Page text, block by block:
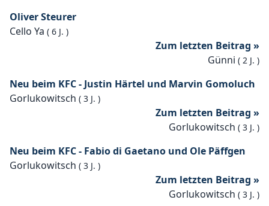
Oliver Steurer
Cello Ya ( 6 J. )
Zum letzten Beitrag »
Günni ( 2 J. )
Neu beim KFC - Justin Härtel und Marvin Gomoluch
Gorlukowitsch ( 3 J. )
Zum letzten Beitrag »
Gorlukowitsch ( 3 J. )
Neu beim KFC - Fabio di Gaetano und Ole Päffgen
Gorlukowitsch ( 3 J. )
Zum letzten Beitrag »
Gorlukowitsch ( 3 J. )